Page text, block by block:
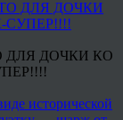
ДЛЯ ДОЧКИ КО